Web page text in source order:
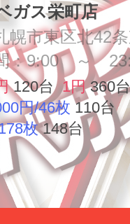
ガス栄町店
：9:00 ～
120台 1円 360台
円/46枚 110台
枚 148台